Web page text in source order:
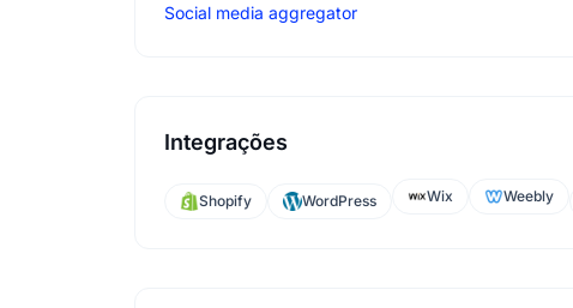
Social media aggregator
Integrações
Shopify WordPress Wix Weebly